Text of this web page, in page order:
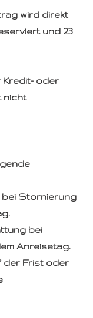
wird direkt
und 23
Kredit- oder
nicht
bei Stornierung
bei
Anreisetag.
der Frist oder